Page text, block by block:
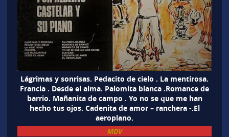
Lágrimas y sonrisas. Pedacito de cielo . La mentirosa.
Francia . Desde el alma. Palomita blanca .Romance de
barrio. Mañanita de campo . Yo no se que me han
hecho tus ojos. Cadenita de amor – ranchera -.El
aeroplano.
MDV